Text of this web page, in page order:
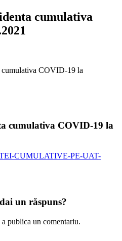
cumulativa
cumulativa COVID-19 la
cumulativa COVID-19 la
CUMULATIVE-PE-UAT-
un răspuns?
a publica un comentariu.